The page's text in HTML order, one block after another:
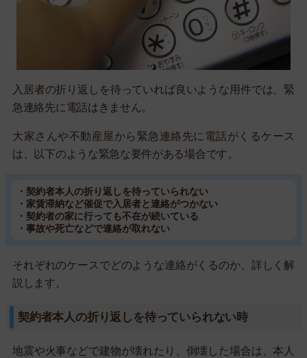
入居者の折り返しを待っていれば良いような用件では、緊
急連絡先に電話はきません。
大家さんや不動産屋から緊急連絡先に電話がくるケース
は、以下のような緊急な要件がある場合です。
・契約者本人の折り返しを待っていられない
・家賃滞納など催促で入居者と連絡がつかない
・契約者の家に行っても不在が続いている
・事故や死亡などで連絡が取れない
それぞれのケースでどのような連絡がくるのか、詳しく解
説します。
契約者本人の折り返しを待っていられない時
地震や火事などで建物が壊れたり、倒壊した場合は、本人